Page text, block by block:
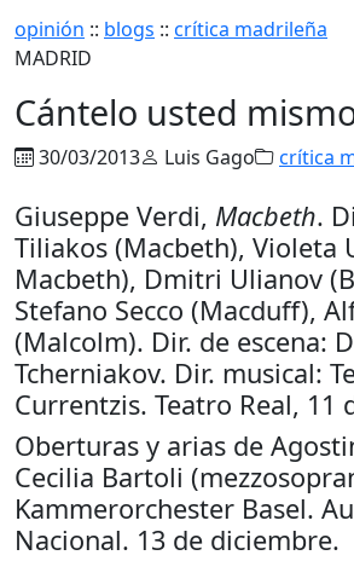
opinión :: blogs :: crítica madrileña
MADRID
Cántelo usted
30/03/2013 Luis Gago crítica
Giuseppe Verdi, Macbeth.
Tiliakos (Macbeth), Violeta
Macbeth), Dmitri Ulianov
Stefano Secco (Macduff),
(Malcolm). Dir. de escena:
Tcherniakov. Dir. musical:
Currentzis. Teatro Real, 11
Oberturas y arias de
Cecilia Bartoli
Kammerorchester Basel.
Nacional. 13 de diciembre.